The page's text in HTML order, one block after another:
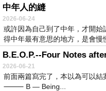
中年人的縫
2026-06-24
或許因為自己到了中年，才開
得中年最有意思的地方，是會慢
B.E.O.P.--Four Notes
2026-06-21
前面兩篇寫完了，本以為可以結
⸻ B — Being...